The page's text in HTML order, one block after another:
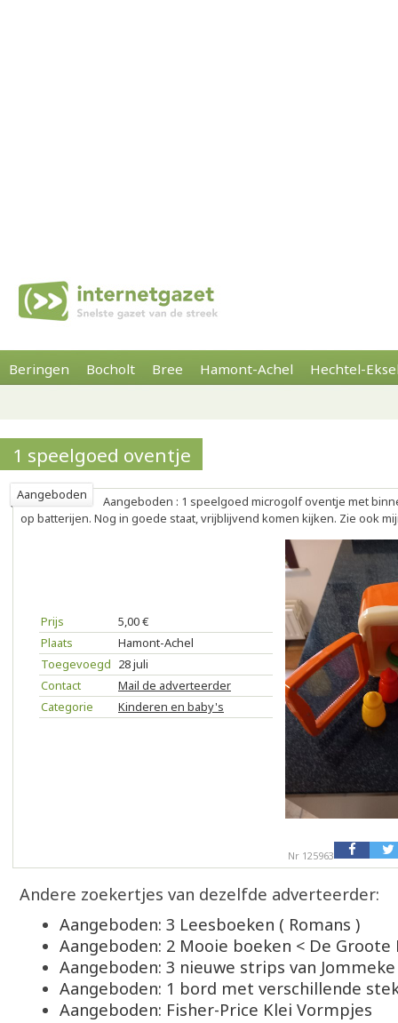
Beringen Bocholt Bree Hamont-Achel Hechtel-
1 speelgoed oventje
Aangeboden
Aangeboden : 1 speelgoed microgolf oventje met
op batterijen. Nog in goede staat, vrijblijvend komen kijken. Zie ook
Prijs
5,00 €
Plaats
Hamont-Achel
Toegevoegd 28 juli
Contact
Mail de adverteerder
Categorie
Kinderen en baby's
Nr 125963
Andere zoekertjes van dezelfde adverteerder:
Aangeboden: 3 Leesboeken ( Romans )
Aangeboden: 2 Mooie boeken < De Groote
Aangeboden: 3 nieuwe strips van Jommeke
Aangeboden: 1 bord met verschillende
Aangeboden: Fisher-Price Klei Vormpjes